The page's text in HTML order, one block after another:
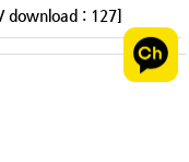
download : 127]